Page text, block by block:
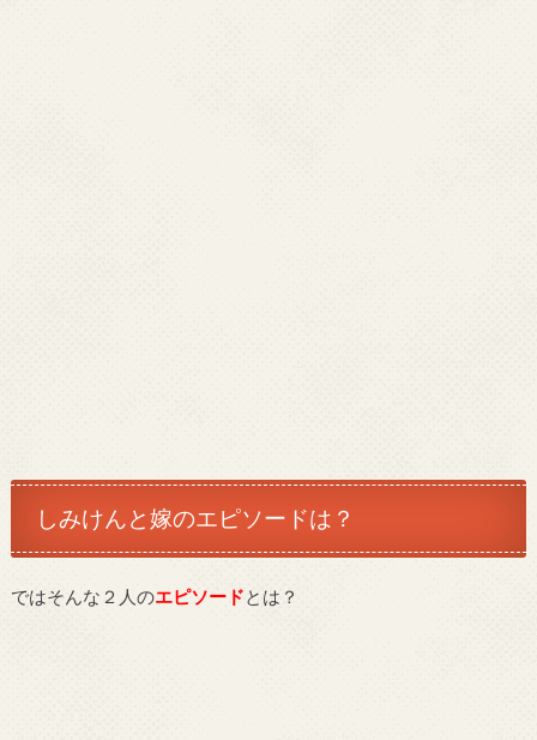
しみけんと嫁のエピソードは？
ではそんな２人のエピソードとは？